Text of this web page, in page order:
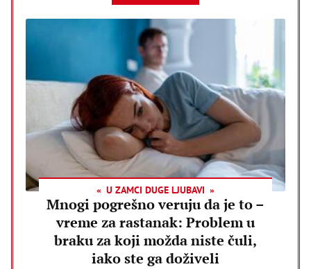
U ZAMCI DUGE LJUBAVI
Mnogi pogrešno veruju da je to –
vreme za rastanak: Problem u
braku za koji možda niste čuli,
iako ste ga doživeli